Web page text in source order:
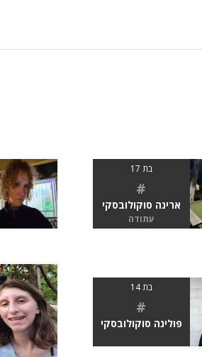
בת 17
#
ארינה סוקולובסקי
עתודה
בת 14
#
פולינה סוקולובסקי